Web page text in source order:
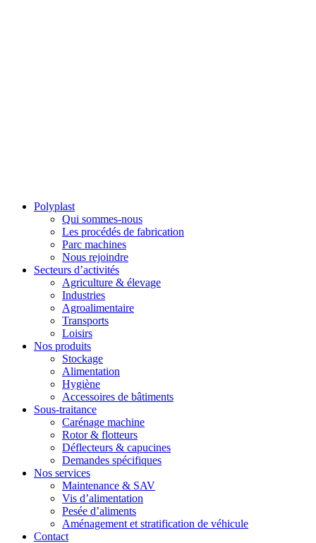
Polyplast
Qui sommes-nous
Les procédés de fabrication
Parc machines
Nous rejoindre
Secteurs d’activités
Agriculture & élevage
Industries
Agroalimentaire
Transports
Loisirs
Nos produits
Stockage
Alimentation
Hygiène
Accessoires de bâtiments
Sous-traitance
Carénage machine
Rotor & flotteurs
Déflecteurs & capucines
Demandes spécifiques
Nos services
Maintenance & SAV
Vis d’alimentation
Pesée d’aliments
Aménagement et stratification de véhicule
Contact